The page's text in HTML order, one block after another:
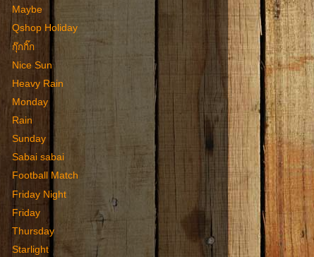
Maybe
Qshop Holiday
กุ๊กกิ๊ก
Nice Sun
Heavy Rain
Monday
Rain
Sunday
Sabai sabai
Football Match
Friday Night
Friday
Thursday
Starlight